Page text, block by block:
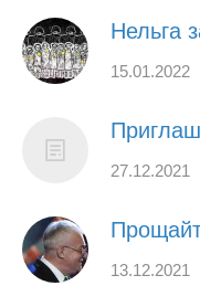
Нельга
15.01.2022
27.12.2021
13.12.2021